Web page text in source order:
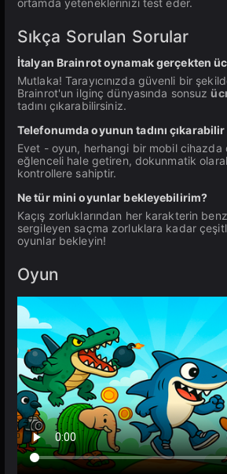
ortamda yeteneklerinizi test eder.
Sıkça Sorulan Sorular
İtalyan Brainrot oynamak gerçekten
Mutlaka! Tarayıcınızda güvenli bir
Brainrot'un ilginç dünyasında sonsuz
tadını çıkarabilirsiniz.
Telefonumda oyunun tadını
Evet - oyun, herhangi bir mobil cihazda
eğlenceli hale getiren, dokunmatik
kontrollere sahiptir.
Ne tür mini oyunlar bekleyebilirim?
Kaçış zorluklarından her karakterin
sergileyen saçma zorluklara kadar
oyunlar bekleyin!
Oyun